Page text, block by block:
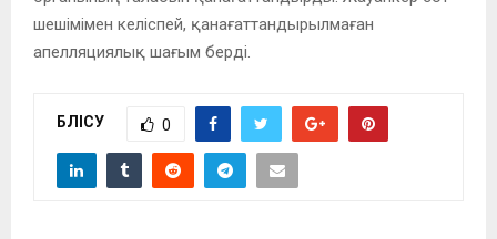
шешімімен келіспей, қанағаттандырылмаған
апелляциялық шағым берді.
БӨЛІСУ 0